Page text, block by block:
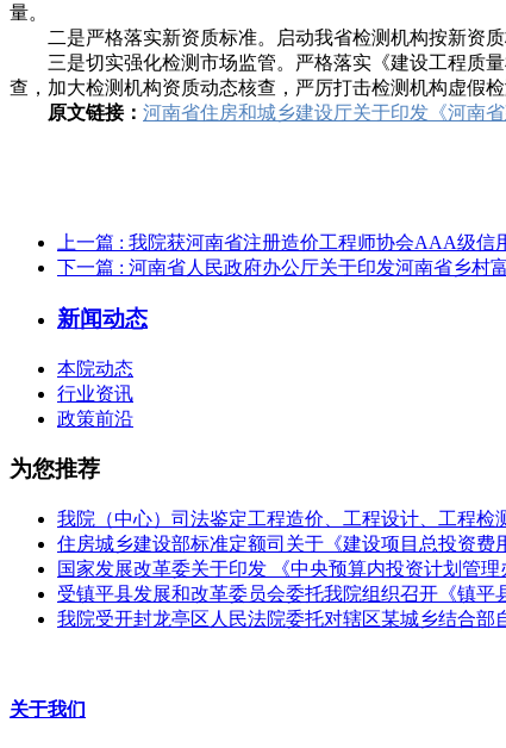
量。
二是严格落实新资质标准。启动我省检测机构按新资质
三是切实强化检测市场监管。严格落实《建设工程质量
查，加大检测机构资质动态核查，严厉打击检测机构虚假
原文链接： 河南省住房和城乡建设厅关于印发《河南
上一篇 : 我院获河南省注册造价工程师协会AAA级信
下一篇 : 河南省人民政府办公厅关于印发河南省乡村
新闻动态
本院动态
行业资讯
政策前沿
为您推荐
我院（中心）司法鉴定工程造价、工程设计、工程
住房城乡建设部标准定额司关于《建设项目总投资
国家发展改革委关于印发 《中央预算内投资计划管理
受镇平县发展和改革委员会委托我院组织召开《镇
我院受开封龙亭区人民法院委托对辖区某城乡结合部
关于我们